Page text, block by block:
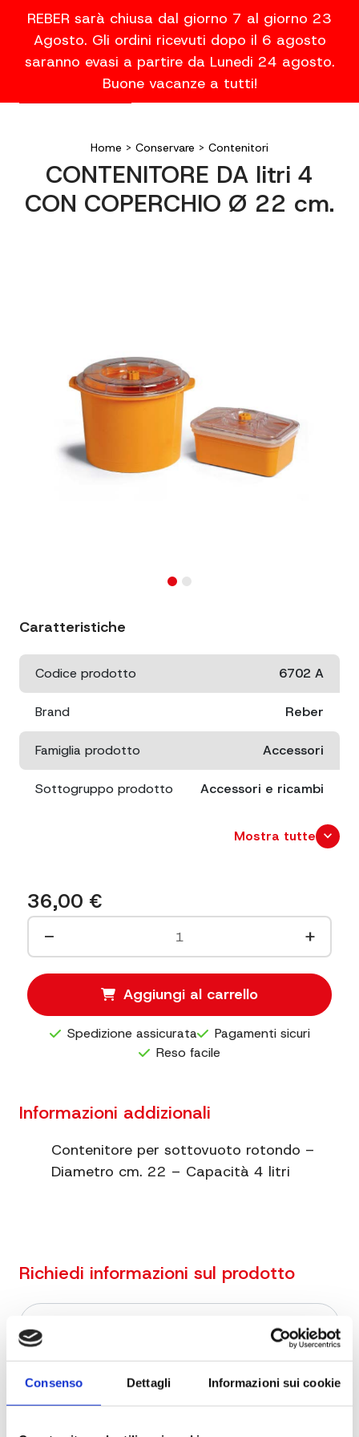
Consenso Dettagli Informazioni sui cookie
REBER sarà chiusa dal giorno 7 al giorno 23
Agosto. Gli ordini ricevuti dopo il 6 agosto
saranno evasi a partire da Lunedi 24 agosto.
Buone vacanze a tutti!
Home > Conservare > Contenitori
CONTENITORE DA litri 4
CON COPERCHIO Ø 22 cm.
Caratteristiche
Codice prodotto 6702 A
Brand Reber
Famiglia prodotto Accessori
Sottogruppo prodotto Accessori e ricambi
ABS
Mostra tutte expand_more
36,00 €
−
+
Aggiungi al carrello
Spedizione assicurata
Pagamenti sicuri
Reso facile
Informazioni addizionali
Contenitore per sottovuoto rotondo –
Diametro cm. 22 – Capacità 4 litri
Richiedi informazioni sul prodotto